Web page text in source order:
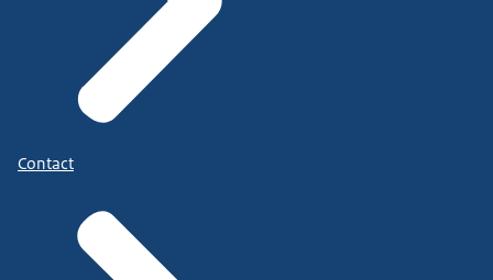
Contact